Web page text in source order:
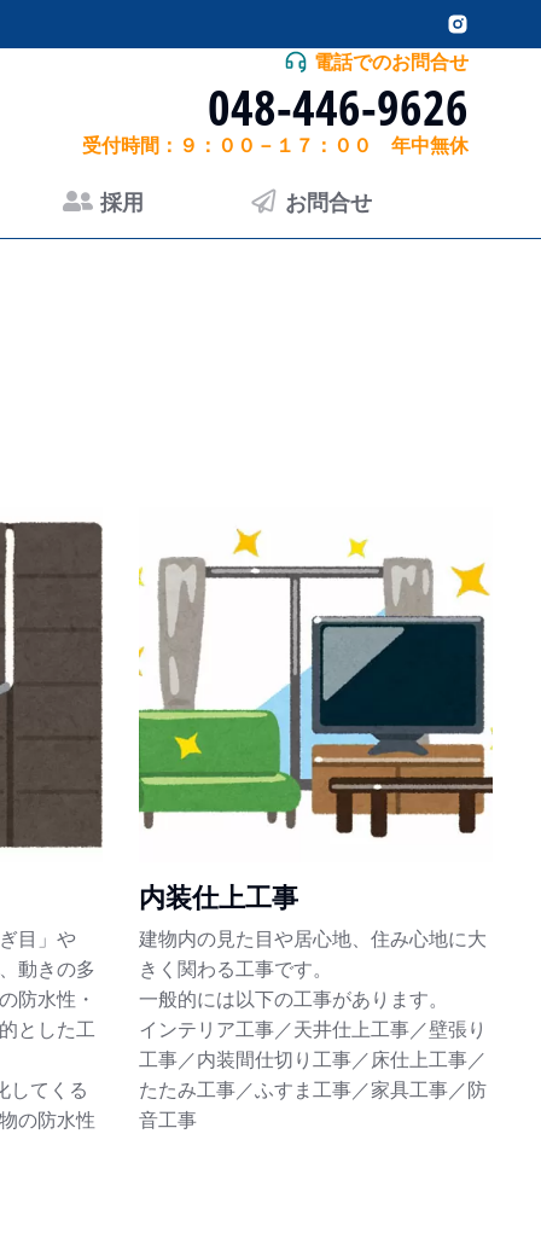
電話でのお問合せ
048-446-9626
受付時間：９：００－１７：００ 年中無休
採用 お問合せ
目」や
動きの多
防水性・
とした工
してくる
の防水性
内装仕上工事
建物内の見た目や居心地、住み心地に大
きく関わる工事です。
一般的には以下の工事があります。
インテリア工事／天井仕上工事／壁張り
工事／内装間仕切り工事／床仕上工事／
たたみ工事／ふすま工事／家具工事／防
音工事